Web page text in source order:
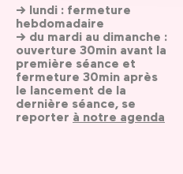
→ lundi : fermeture
hebdomadaire
→ du mardi au dimanche :
ouverture 30min avant la
première séance et
fermeture 30min après
le lancement de la
dernière séance, se
reporter à notre agenda